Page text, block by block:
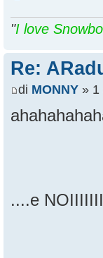
"I love
Re:
di MONNY » 1
....e